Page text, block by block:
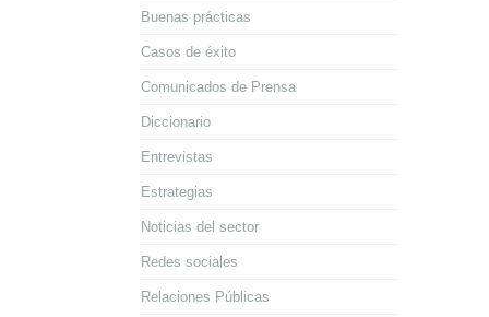
Buenas prácticas
Casos de éxito
Comunicados de Prensa
Diccionario
Entrevistas
Estrategias
Noticias del sector
Redes sociales
Relaciones Públicas